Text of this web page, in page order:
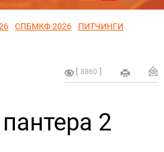
СПБМКФ 2026
ПИТЧИНГИ
8860
2